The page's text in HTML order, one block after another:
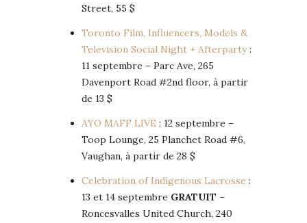
Street, 55 $
Toronto Film, Influencers, Models &
Television Social Night + Afterparty:
11 septembre – Parc Ave, 265
Davenport Road #2nd floor, à partir
de 13 $
AYO MAFF LIVE : 12 septembre –
Toop Lounge, 25 Planchet Road #6,
Vaughan, à partir de 28 $
Celebration of Indigenous Lacrosse :
13 et 14 septembre GRATUIT –
Roncesvalles United Church, 240